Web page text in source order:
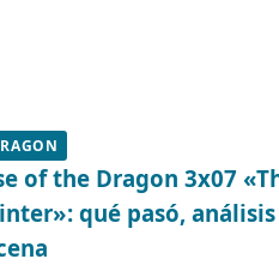
of the Dragon 3x07
qué pasó,